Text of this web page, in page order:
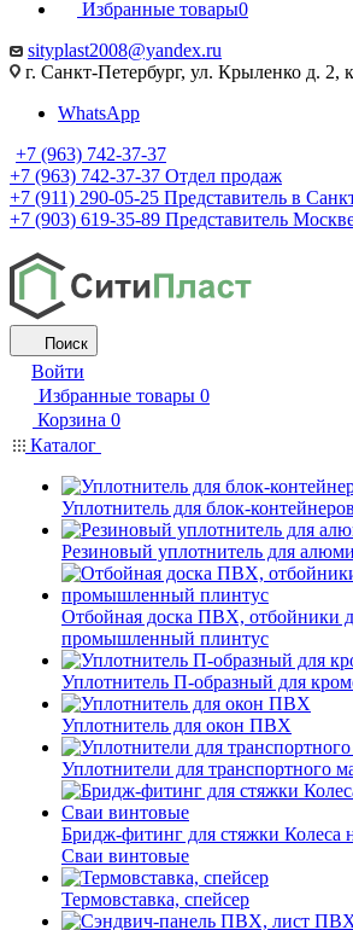
Избранные товары0
sityplast2008@yandex.ru
г. Санкт-Петербург, ул. Крыленко д. 2,
WhatsApp
+7 (963) 742-37-37
+7 (963) 742-37-37 Отдел продаж
+7 (911) 290-05-25 Представитель в
+7 (903) 619-35-89 Представитель
Поиск
Войти
Избранные товары 0
Корзина 0
Каталог
Уплотнитель для блок-
Резиновый уплотнитель для
Отбойная доска ПВХ, отбойники
промышленный плинтус
Уплотнитель П-образный для
Уплотнитель для окон ПВХ
Уплотнители для транспортного
Бридж-фитинг для стяжки Колеса
Сваи винтовые
Термовставка, спейсер